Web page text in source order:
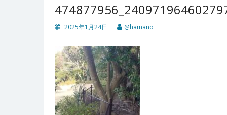
2025年1月24日 @hamano